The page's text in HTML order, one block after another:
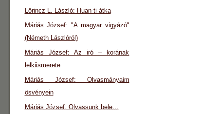
Lőrincz L. László: Huan-ti átka
Máriás József: "A magyar vigyázó"
(Németh Lászlóról)
Máriás József: Az iró – korának
lelkiismerete
Máriás József: Olvasmányaim
ösvényein
Máriás József: Olvassunk bele…